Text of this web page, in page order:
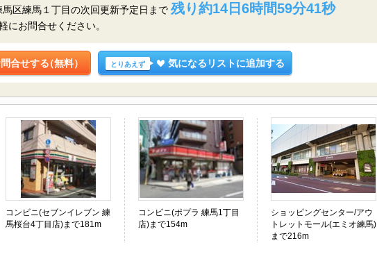
馬区練馬１丁目の次回更新予定日まで 残り約14日6時間59分40秒
にお問合せください。
合せする（無料） とりあえず 気になるリストに追加する
コンビニ(セブンイレブン 練
馬桜台4丁目店)まで181m
コンビニ(ポプラ 練馬1丁目
店)まで154m
ショッピングセンター/アウ
トレットモール(エミオ練馬)
まで216m